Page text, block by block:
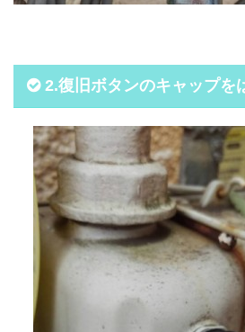
2.復旧ボタンのキャップを